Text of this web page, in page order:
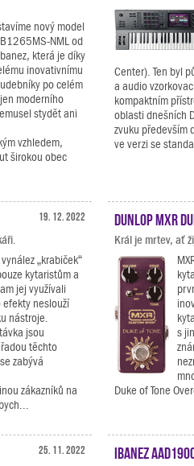
nový model
NML od
která je díky
inovativnímu
po celém
moderního
stydět ani
vzhledem,
širokou obec
Center). Ten byl
a audio
kompaktním
oblasti dnešních
zvuku především
ve verzi se
19. 12. 2022
„krabiček“
kytaristům a
jej využívali
efekty neslouží
nástroje.
jsou
těchto
zabývá
zákazníků na
Dunlop MXR
Král je mrtev, ať
s
Duke of Tone
25. 11. 2022 Ibanez